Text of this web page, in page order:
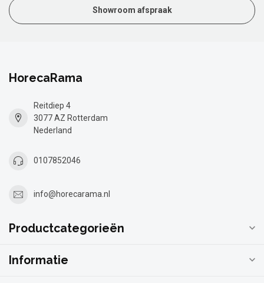
Showroom afspraak
HorecaRama
Reitdiep 4
3077 AZ Rotterdam
Nederland
0107852046
info@horecarama.nl
Productcategorieën
Informatie